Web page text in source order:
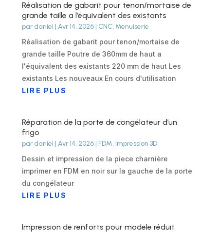
Réalisation de gabarit pour tenon/mortaise de
grande taille a l’équivalent des existants
par daniel | Avr 14, 2026| CNC, Menuiserie
Réalisation de gabarit pour tenon/mortaise de
grande taille Poutre de 360mm de haut a
l'équivalent des existants 220 mm de haut Les
existants Les nouveaux En cours d'utilisation
LIRE PLUS
Réparation de la porte de congélateur d’un
frigo
par daniel | Avr 14, 2026| FDM, Impression 3D
Dessin et impression de la piece charnière
imprimer en FDM en noir sur la gauche de la porte
du congélateur
LIRE PLUS
Impression de renforts pour modele réduit